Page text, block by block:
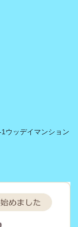
ウッデイマンション